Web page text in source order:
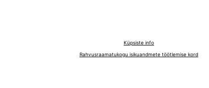
Küpsiste info
Rahvusraamatukogu isikuandmete töötlemise kord